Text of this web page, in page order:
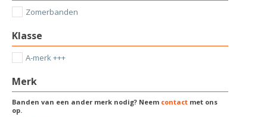
Zomerbanden
Klasse
A-merk +++
Merk
Banden van een ander merk nodig? Neem contact met ons
op.